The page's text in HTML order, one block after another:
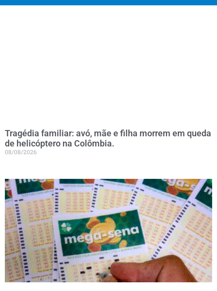
Tragédia familiar: avó, mãe e filha morrem em queda
de helicóptero na Colômbia.
08/08/2026